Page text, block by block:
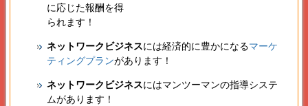
に応じた報酬を得
られます！
ネットワークビジネスには経済的に豊かになるマーケ
ティングプランがあります！
ネットワークビジネスにはマンツーマンの指導システ
ムがあります！